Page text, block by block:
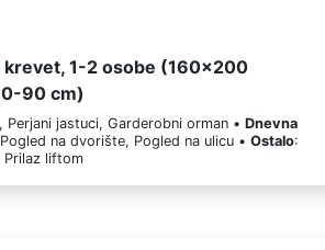
krevet, 1-2 osobe (160x200
90 cm)
Perjani jastuci, Garderobni orman •Dnevna
na dvorište, Pogled na ulicu •Ostalo:
Prilaz liftom